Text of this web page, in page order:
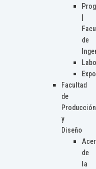
de
Facultad
de
Producción
y
Diseño
de
la